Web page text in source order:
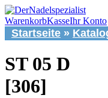
WarenkorbKasseIhr Konto
Startseite »
ST 05 D
[306]